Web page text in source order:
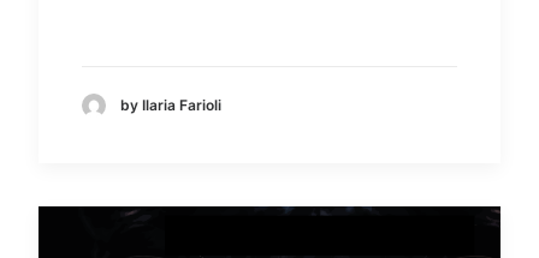
by Ilaria Farioli